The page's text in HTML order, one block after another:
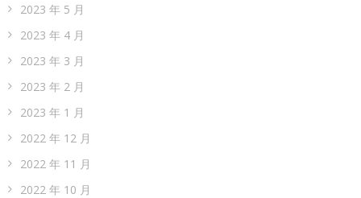
2023 年 5 月
2023 年 4 月
2023 年 3 月
2023 年 2 月
2023 年 1 月
2022 年 12 月
2022 年 11 月
2022 年 10 月